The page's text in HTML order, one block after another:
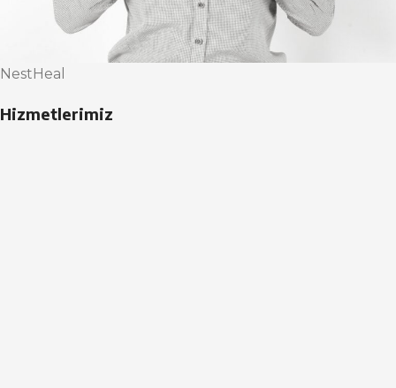
NestHeal
Hizmetlerimiz